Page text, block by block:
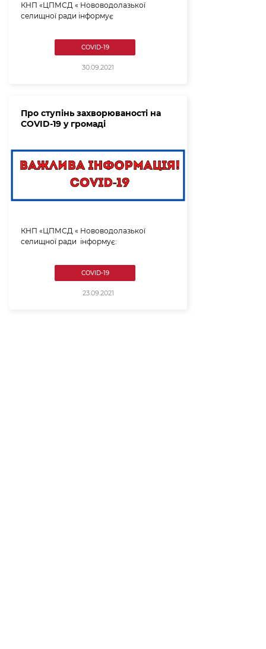
КНП «ЦПМСД « Нововодолазької
селищної ради інформує
COVID-19
30.09.2021
Про ступінь захворюваності на
COVID-19 y громаді
КНП «ЦПМСД « Нововодолазької
селищної ради інформує:
COVID-19
23.09.2021